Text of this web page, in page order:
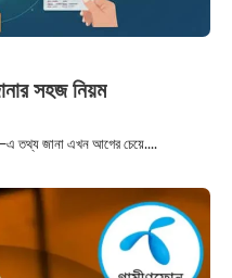
সহজ নিয়ম
তথ্য জানা এখন আগের চেয়ে....